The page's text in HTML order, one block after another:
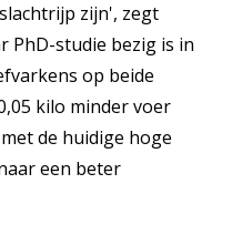
zijn', zegt
PhD-studie bezig is in
op beide
kilo minder voer
de huidige hoge
een beter